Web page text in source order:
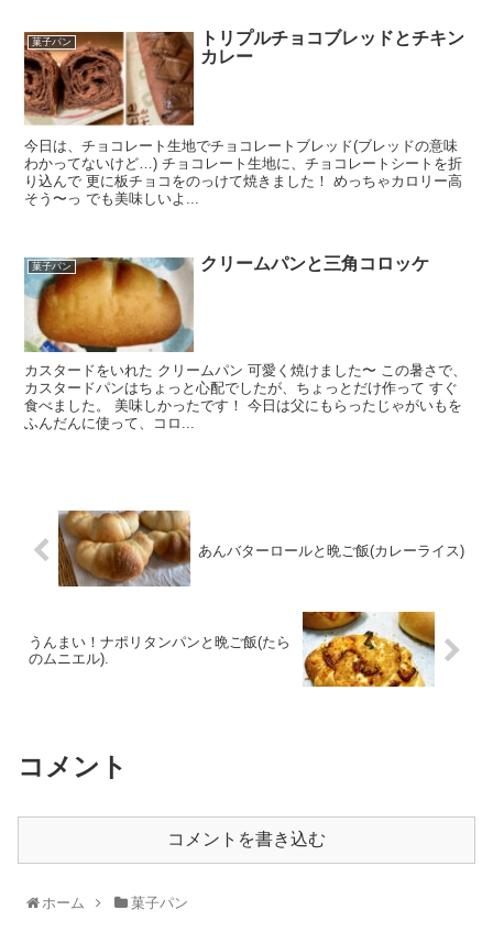
菓子パン
トリプルチョコブレッドとチキン
カレー
今日は、チョコレート生地でチョコレートブレッド(ブレッドの意味
わかってないけど…) チョコレート生地に、チョコレートシートを折
り込んで 更に板チョコをのっけて焼きました！ めっちゃカロリー高
そう〜っ でも美味しいよ...
菓子パン クリームパンと三角コロッケ
カスタードをいれた クリームパン 可愛く焼けました〜 この暑さで、
カスタードパンはちょっと心配でしたが、ちょっとだけ作って すぐ
食べました。 美味しかったです！ 今日は父にもらったじゃがいもを
ふんだんに使って、コロ...
あんバターロールと晩ご飯(カレーライス)
うんまい！ナポリタンパンと晩ご飯(たら
のムニエル).
コメント
コメントを書き込む
ホーム 菓子パン